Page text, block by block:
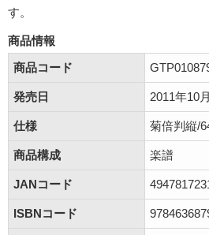
す。
商品情報
商品コード
発売日 2011年10
仕様 菊倍判縦/
商品構成 楽譜
JANコード
ISBNコード